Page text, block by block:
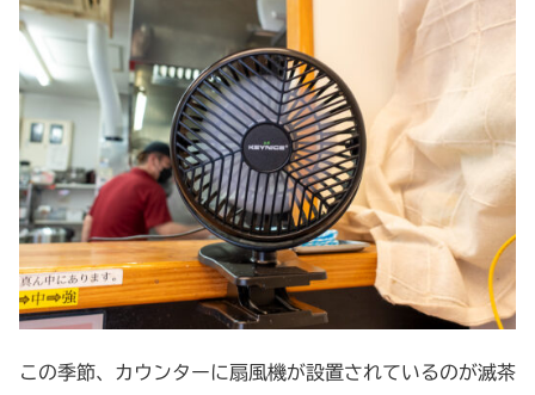
この季節、カウンターに扇風機が設置されているのが滅茶